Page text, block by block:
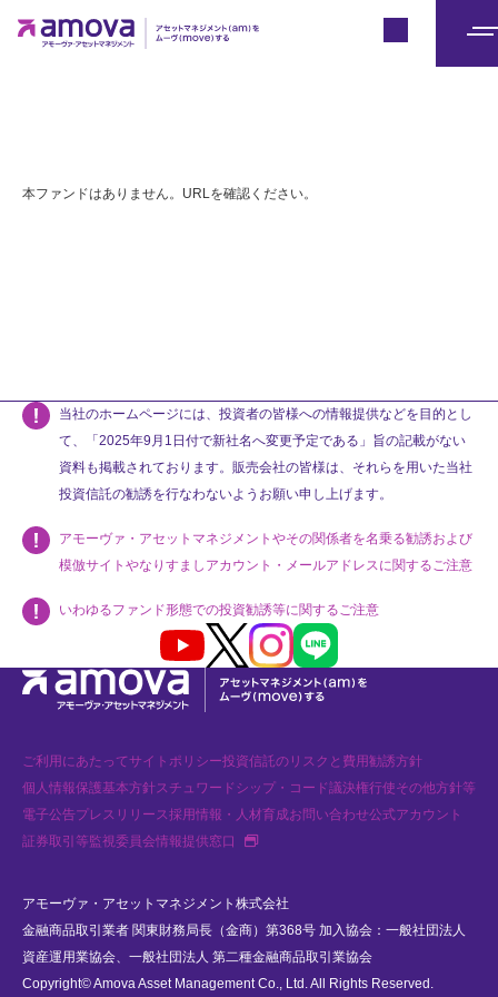
本ファンドはありません。URLを確認ください。
当社のホームページには、投資者の皆様への情報提供などを目的とし
て、「2025年9月1日付で新社名へ変更予定である」旨の記載がない
資料も掲載されております。販売会社の皆様は、それらを用いた当社
投資信託の勧誘を行なわないようお願い申し上げます。
アモーヴァ・アセットマネジメントやその関係者を名乗る勧誘および
模倣サイトやなりすましアカウント・メールアドレスに関するご注意
いわゆるファンド形態での投資勧誘等に関するご注意
Youtube X InstagramLINE
ご利用にあたってサイトポリシー投資信託のリスクと費用勧誘方針
個人情報保護基本方針スチュワードシップ・コード議決権行使その他方針等
電子公告プレスリリース採用情報・人材育成お問い合わせ公式アカウント
証券取引等監視委員会情報提供窓口
新規タブで開く
アモーヴァ・アセットマネジメント株式会社
金融商品取引業者 関東財務局長（金商）第368号 加入協会：一般社団法人
資産運用業協会、一般社団法人 第二種金融商品取引業協会
Copyright© Amova Asset Management Co., Ltd. All Rights Reserved.